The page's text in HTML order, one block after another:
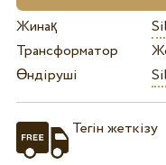
Жинақ
Трансформатор
Өндіруші
Тегін жеткізу